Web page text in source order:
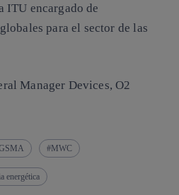
ITU encargado de
para el sector de las
Manager Devices, O2
MWC
energética